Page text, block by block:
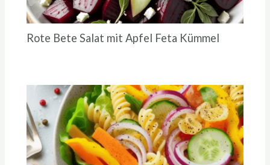
Rote Bete Salat mit Apfel Feta Kümmel